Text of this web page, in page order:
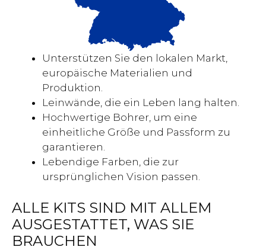
Unterstützen Sie den lokalen Markt,
europäische Materialien und
Produktion.
Leinwände, die ein Leben lang halten.
Hochwertige Bohrer, um eine
einheitliche Größe und Passform zu
garantieren.
Lebendige Farben, die zur
ursprünglichen Vision passen.
ALLE KITS SIND MIT ALLEM
AUSGESTATTET, WAS SIE
BRAUCHEN